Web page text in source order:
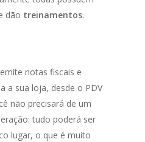
dão treinamentos.
notas fiscais e
a sua loja, desde o PDV
não precisará de um
tudo poderá ser
lugar, o que é muito